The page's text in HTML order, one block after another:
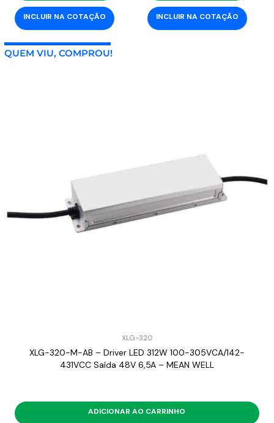
INCLUIR NA COTAÇÃO INCLUIR NA COTAÇÃO
QUEM VIU, COMPROU!
XLG-320
XLG-320-M-AB – Driver LED 312W 100-305VCA/142-
431VCC Saída 48V 6,5A – MEAN WELL
ADICIONAR AO CARRINHO